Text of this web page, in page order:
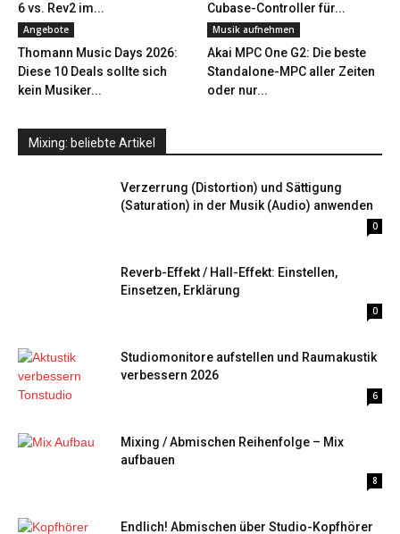
6 vs. Rev2 im...
Cubase-Controller für...
Angebote
Thomann Music Days 2026:
Diese 10 Deals sollte sich
kein Musiker...
Musik aufnehmen
Akai MPC One G2: Die beste
Standalone-MPC aller Zeiten
oder nur...
Mixing: beliebte Artikel
Verzerrung (Distortion) und Sättigung
(Saturation) in der Musik (Audio) anwenden
0
Reverb-Effekt / Hall-Effekt: Einstellen,
Einsetzen, Erklärung
0
Studiomonitore aufstellen und Raumakustik
verbessern 2026
6
Mixing / Abmischen Reihenfolge – Mix
aufbauen
8
Endlich! Abmischen über Studio-Kopfhörer